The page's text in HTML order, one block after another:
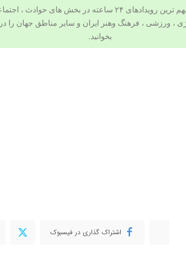
در بخش های حوادث ، اجتماعی ، سیاسی ،
، ورزشی ، فرهنگ وهنر ایران و سایر مناطق جهان را در
بخوانید.
اشتراک گذاری در فیسبوک